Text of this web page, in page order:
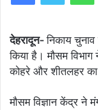
देहरादून-निकाय
किया है। मौसम
कोहरे और शीतलहर का
मौसम विज्ञान केंद्र ने